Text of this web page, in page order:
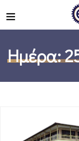
Ημέρα: